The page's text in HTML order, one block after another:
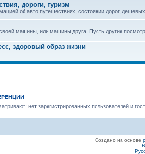
дороги, туризм
об авто путешествиях, состоянии дорог, дешевых
машины, или машины друга. Пусть другие
здоровый образ жизни
нет зарегистрированных пользователей и
Создано на основе